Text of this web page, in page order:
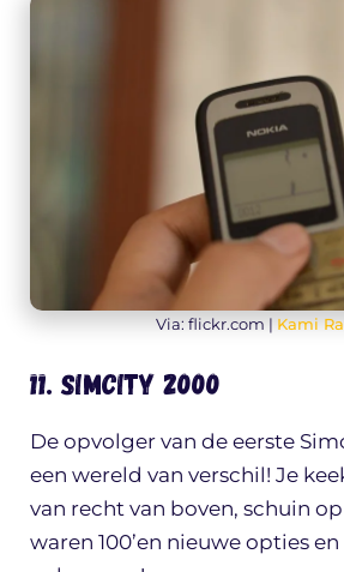
Via: flickr.com | Kami
11. Simcity 2000
De opvolger van de eerste
een wereld van verschil! Je
van recht van boven, schuin
waren 100’en nieuwe opties